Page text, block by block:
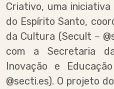
Criativo, uma
do Espírito Santo,
da Cultura (Secult –
com a Secretaria
Inovação e
@secti.es). O projeto